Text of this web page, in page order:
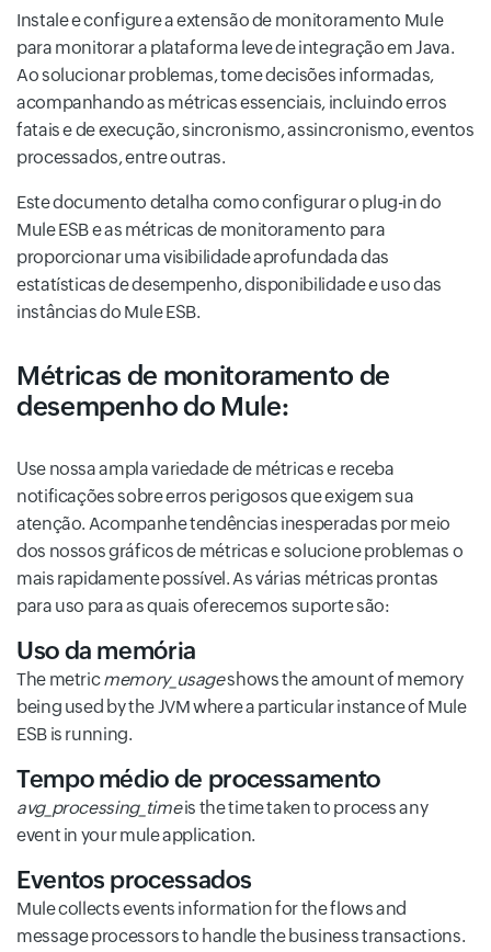
Instale e configure a extensão de monitoramento Mule
para monitorar a plataforma leve de integração em Java.
Ao solucionar problemas, tome decisões informadas,
acompanhando as métricas essenciais, incluindo erros
fatais e de execução, sincronismo, assincronismo, eventos
processados, entre outras.
Este documento detalha como configurar o plug-in do
Mule ESB e as métricas de monitoramento para
proporcionar uma visibilidade aprofundada das
estatísticas de desempenho, disponibilidade e uso das
instâncias do Mule ESB.
Métricas de monitoramento de
desempenho do Mule:
Use nossa ampla variedade de métricas e receba
notificações sobre erros perigosos que exigem sua
atenção. Acompanhe tendências inesperadas por meio
dos nossos gráficos de métricas e solucione problemas o
mais rapidamente possível. As várias métricas prontas
para uso para as quais oferecemos suporte são:
Uso da memória
The metricmemory_usageshows the amount of memory
being used by the JVM where a particular instance of Mule
ESB is running.
Tempo médio de processamento
avg_processing_timeis the time taken to process any
event in your mule application.
Eventos processados
Mule collects events information for the flows and
message processors to handle the business transactions.